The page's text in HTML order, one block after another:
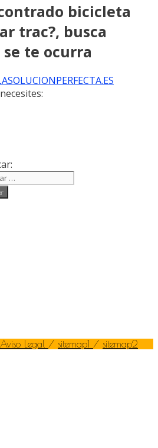
bicicleta
trac?, busca
te ocurra
Aviso Legal / sitemap1 / sitemap2